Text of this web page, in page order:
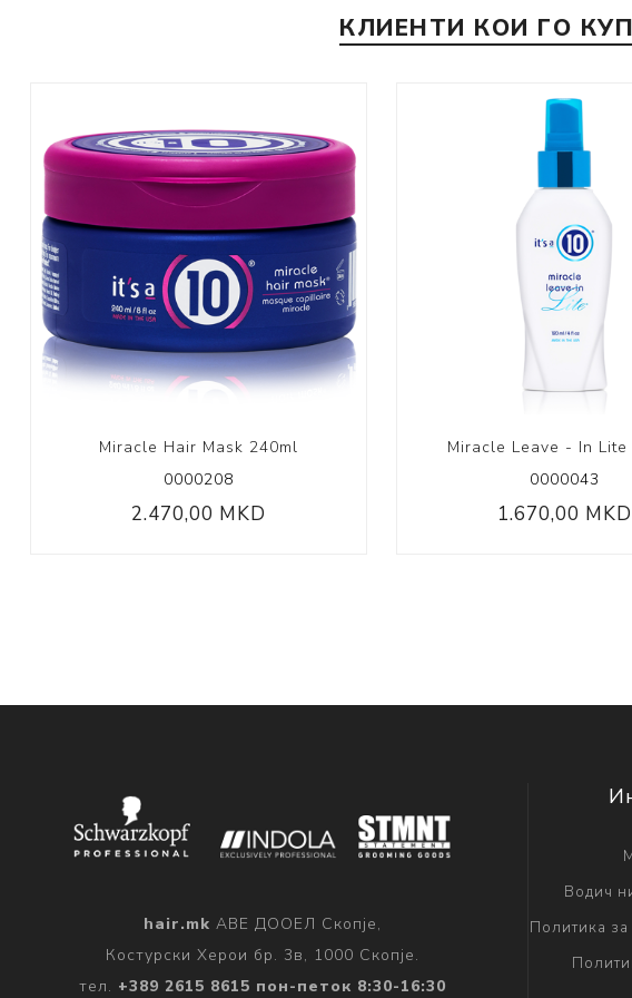
КЛИЕНТИ КОИ ГО
Miracle Hair Mask 240ml
0000208
2.470,00 MKD
Miracle Leave - In Lite
0000043
1.670,00 MKD
hair.mk АВЕ ДООЕЛ Скопје,
Костурски Херои бр. 3в, 1000 Скопје.
тел. +389 2615 8615 пон-петок 8:30-16:30
Водич
Политика